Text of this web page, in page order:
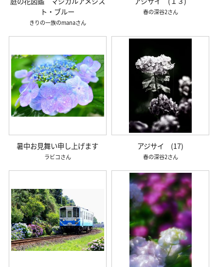
ト・ブルー
きりの一族のmana
春の深谷2
暑中お見舞い申し上げます
ラビコ
アジサイ (17)
春の深谷2